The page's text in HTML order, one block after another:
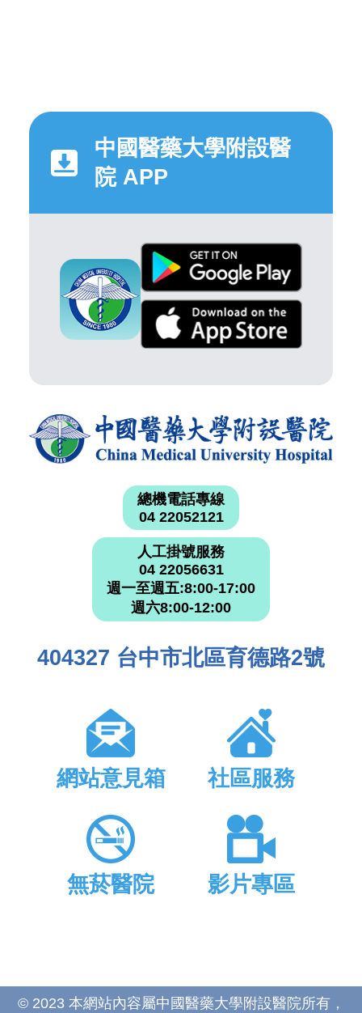
中國醫藥大學附設醫
院 APP
總機電話專線
04 22052121
人工掛號服務
04 22056631
週一至週五:8:00-17:00
週六8:00-12:00
404327 台中市北區育德路2號
網站意見箱 社區服務
無菸醫院 影片專區
© 2023 本網站內容屬中國醫藥大學附設醫院所有，